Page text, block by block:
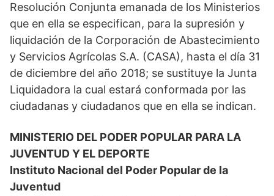
Resolución Conjunta emanada de los Ministerios
que en ella se especifican, para la supresión y
liquidación de la Corporación de Abastecimiento
y Servicios Agrícolas S.A. (CASA), hasta el día 31
de diciembre del año 2018; se sustituye la Junta
Liquidadora la cual estará conformada por las
ciudadanas y ciudadanos que en ella se indican.
MINISTERIO DEL PODER POPULAR PARA LA
JUVENTUD Y EL DEPORTE
Instituto Nacional del Poder Popular de la
Juventud